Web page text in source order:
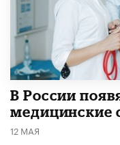
В России
медицинские
12 МАЯ